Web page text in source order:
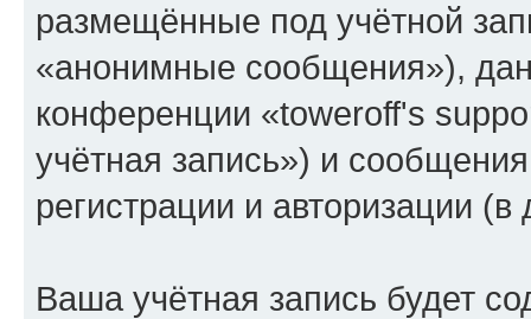
размещённые под учётной
«анонимные сообщения»),
конференции «toweroff's
учётная запись») и
регистрации и авторизации
Ваша учётная запись будет